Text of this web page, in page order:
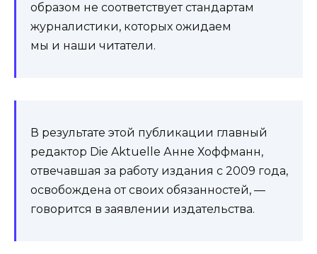
образом не соответствует стандартам
журналистики, которых ожидаем
мы и наши читатели.
В результате этой публикации главный
редактор Die Aktuelle Анне Хоффманн,
отвечавшая за работу издания с 2009 года,
освобождена от своих обязанностей, —
говорится в заявлении издательства.